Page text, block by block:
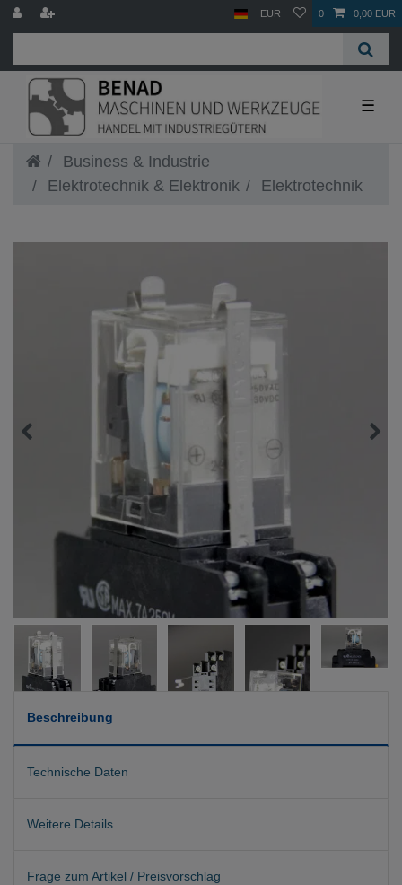
EUR 0 0,00 EUR
☰
Business & Industrie
Elektrotechnik & Elektronik
Elektrotechnik
Beschreibung
Technische Daten
Weitere Details
Frage zum Artikel / Preisvorschlag